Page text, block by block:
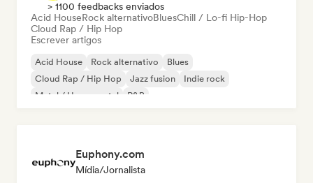
> 1100 feedbacks enviados
Acid HouseRock alternativoBluesChill / Lo-fi Hip-Hop
Cloud Rap / Hip Hop
Escrever artigos
Acid House Rock alternativo
Blues
Cloud Rap / Hip Hop
Jazz fusion
Indie rock
Metal / Heavy metal
R&B
Euphony.com
Mídia/Jornalista